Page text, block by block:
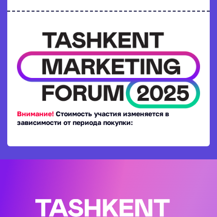
Внимание! Стоимость участия изменяется в
зависимости от периода покупки: